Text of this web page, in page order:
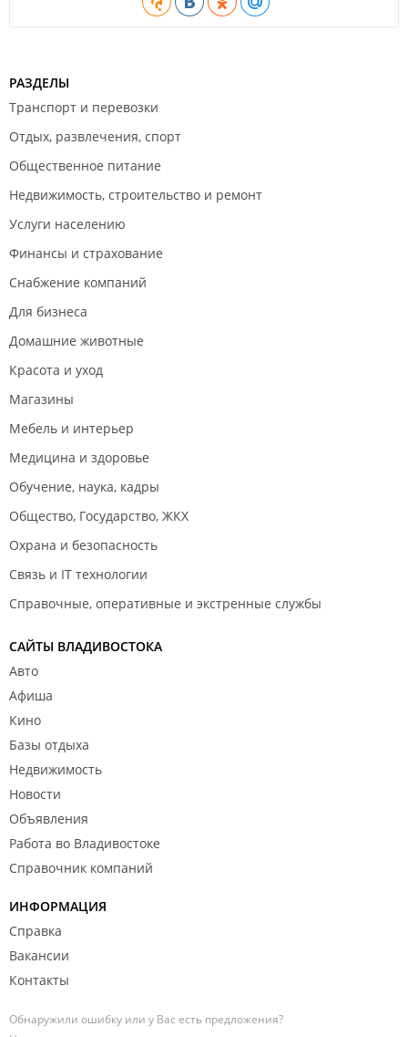
РАЗДЕЛЫ
Транспорт и перевозки
Отдых, развлечения, спорт
Общественное питание
Недвижимость, строительство и ремонт
Услуги населению
Финансы и страхование
Снабжение компаний
Для бизнеса
Домашние животные
Красота и уход
Магазины
Мебель и интерьер
Медицина и здоровье
Обучение, наука, кадры
Общество, Государство, ЖКХ
Охрана и безопасность
Связь и IT технологии
Справочные, оперативные и экстренные службы
САЙТЫ ВЛАДИВОСТОКА
Авто
Афиша
Кино
Базы отдыха
Недвижимость
Новости
Объявления
Работа во Владивостоке
Справочник компаний
ИНФОРМАЦИЯ
Справка
Вакансии
Контакты
Обнаружили ошибку или у Вас есть предложения?